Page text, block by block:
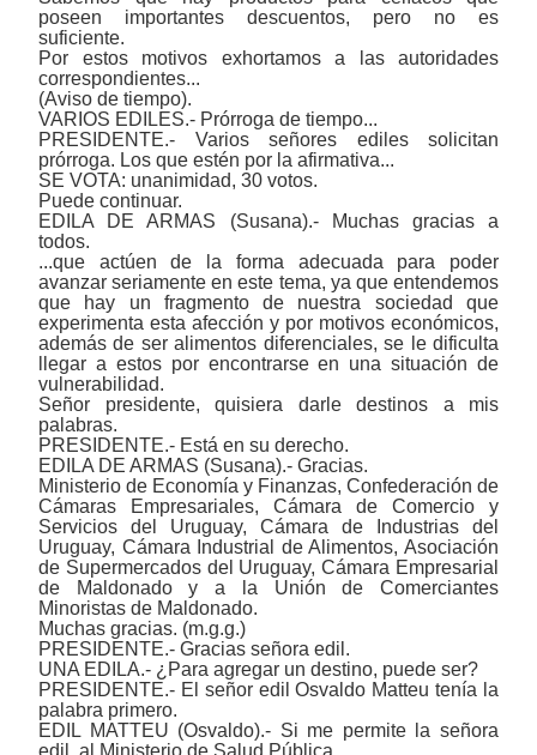
poseen importantes descuentos, pero no es
suficiente.
Por estos motivos exhortamos a las autoridades
correspondientes...
(Aviso de tiempo).
VARIOS EDILES.- Prórroga de tiempo...
PRESIDENTE.- Varios señores ediles solicitan
prórroga. Los que estén por la afirmativa...
SE VOTA: unanimidad, 30 votos.
Puede continuar.
EDILA DE ARMAS (Susana).- Muchas gracias a
todos.
...que actúen de la forma adecuada para poder
avanzar seriamente en este tema, ya que entendemos
que hay un fragmento de nuestra sociedad que
experimenta esta afección y por motivos económicos,
además de ser alimentos diferenciales, se le dificulta
llegar a estos por encontrarse en una situación de
vulnerabilidad.
Señor presidente, quisiera darle destinos a mis
palabras.
PRESIDENTE.- Está en su derecho.
EDILA DE ARMAS (Susana).- Gracias.
Ministerio de Economía y Finanzas, Confederación de
Cámaras Empresariales, Cámara de Comercio y
Servicios del Uruguay, Cámara de Industrias del
Uruguay, Cámara Industrial de Alimentos, Asociación
de Supermercados del Uruguay, Cámara Empresarial
de Maldonado y a la Unión de Comerciantes
Minoristas de Maldonado.
Muchas gracias. (m.g.g.)
PRESIDENTE.- Gracias señora edil.
UNA EDILA.- ¿Para agregar un destino, puede ser?
PRESIDENTE.- El señor edil Osvaldo Matteu tenía la
palabra primero.
EDIL MATTEU (Osvaldo).- Si me permite la señora
edil, al Ministerio de Salud Pública.